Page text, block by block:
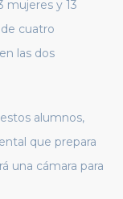
mujeres y 13
cuatro
las dos
alumnos,
que prepara
una cámara para